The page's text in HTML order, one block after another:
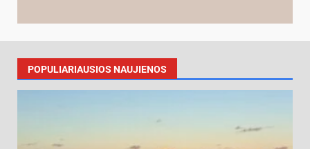
POPULIARIAUSIOS NAUJIENOS